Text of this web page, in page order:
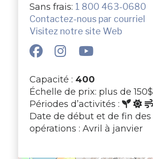
Sans frais: 1 800 463-0680
Contactez-nous par courriel
Visitez notre site Web
Capacité : 400
Échelle de prix: plus de 150$
Périodes d’activités :
Date de début et de fin des
opérations : Avril à janvier